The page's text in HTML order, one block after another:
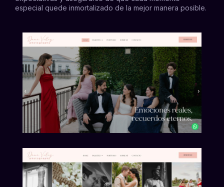
especial quede inmortalizado de la mejor manera posible.